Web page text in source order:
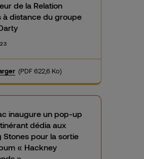
de la Relation
à distance du groupe
(PDF 622,6 Ko)
inaugure un pop-up
dédia aux
Stones pour la sortie
« Hackney